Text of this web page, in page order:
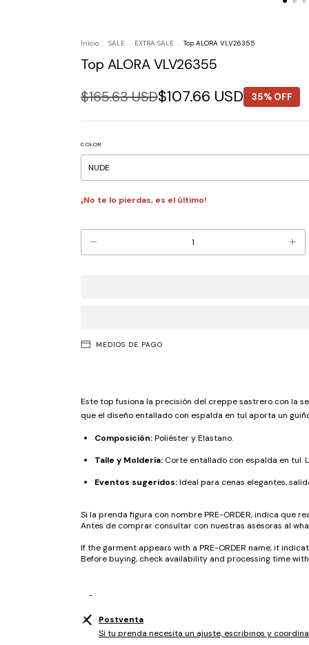
Inicio SALE EXTRA SALE Top ALORA VLV26355
Top ALORA VLV26355
$165.63 USD$107.66 USD 35% OFF
COLOR
¡No te lo pierdas, es el último!
MEDIOS DE PAGO
Este top fusiona la precisión del creppe sastrero con la
que el diseño entallado con espalda en tul aporta un
Composición:Poliéster y Elastano.
Talle y Moldería: Corte entallado con espalda en tul.
Eventos sugeridos:Ideal para cenas elegantes,
Si la prenda figura con nombre PRE-ORDER, indica
Antes de comprar consultar con nuestras asesoras al
If the garment appears with a PRE-ORDER name, it
Before buying, check availability and processing time
Postventa
Si tu prenda necesita un ajuste, escribinos y